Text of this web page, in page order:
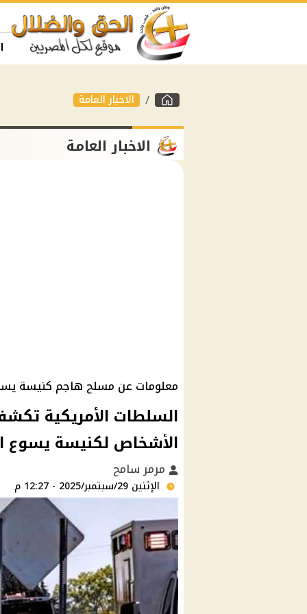
الاخبار العامة
الاخبار العامة
معلومات عن مسلح هاجم كنيسة
السلطات الأمريكية
الأشخاص لكنيسة يسوع
مرمر سامح
الإثنين 29/سبتمبر/2025 - 12:27 م